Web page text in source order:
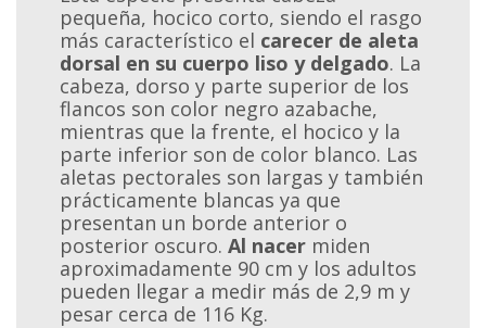
pequeña, hocico corto, siendo el rasgo
más característico el carecer de aleta
dorsal en su cuerpo liso y delgado. La
cabeza, dorso y parte superior de los
flancos son color negro azabache,
mientras que la frente, el hocico y la
parte inferior son de color blanco. Las
aletas pectorales son largas y también
prácticamente blancas ya que
presentan un borde anterior o
posterior oscuro.Al nacer miden
aproximadamente 90 cm y los adultos
pueden llegar a medir más de 2,9 m y
pesar cerca de 116 Kg.